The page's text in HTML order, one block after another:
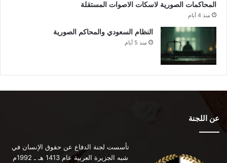
المحاكمات الصورية لاسكات الاصوات المستقلة
منذ 4 أيام
النظام السعودي والمحاكم الصورية
منذ 5 أيام
عن اللجنة
تأسست لجنة الدفاع عن حقوق الإنسان في
شبه الجزيرة العربية عام 1413 هـ ـ 1992م